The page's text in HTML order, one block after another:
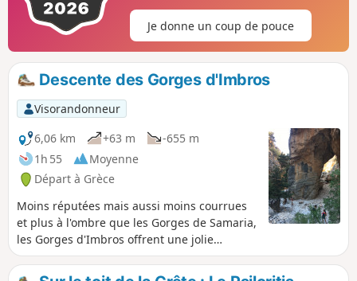
Je donne un coup de pouce
Descente des Gorges d'Imbros
Visorandonneur
6,06 km
+63 m
-655 m
1h 55
Moyenne
Départ à Grèce
Moins réputées mais aussi moins courrues
et plus à l'ombre que les Gorges de Samaria,
les Gorges d'Imbros offrent une jolie
descente presque jusqu'à la Mer de
Lybie.Nous avons fait cette descente en